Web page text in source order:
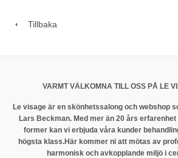
Tillbaka
VARMT VÄLKOMNA TILL OSS PÅ LE
Le visage är en skönhetssalong och webshop
Lars Beckman. Med mer än 20 års
former kan vi erbjuda våra kunder
högsta klass.Här kommer ni att mötas av
harmonisk och avkopplande miljö i